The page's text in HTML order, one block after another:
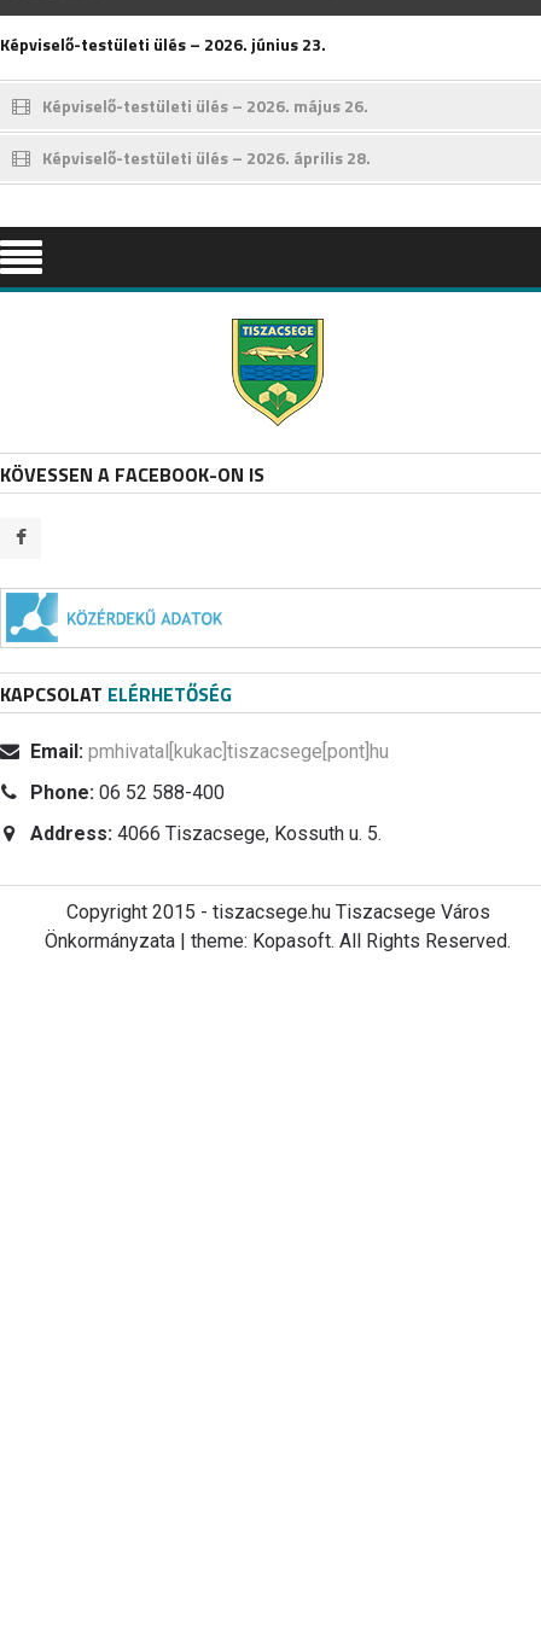
Képviselő-testületi ülés – 2026. június 23.
Képviselő-testületi ülés – 2026. május 26.
Képviselő-testületi ülés – 2026. április 28.
KÖVESSEN A FACEBOOK-ON IS
KAPCSOLAT ELÉRHETŐSÉG
Email: pmhivatal[kukac]tiszacsege[pont]hu
Phone: 06 52 588-400
Address: 4066 Tiszacsege, Kossuth u. 5.
Copyright 2015 - tiszacsege.hu Tiszacsege Város
Önkormányzata | theme: Kopasoft. All Rights Reserved.